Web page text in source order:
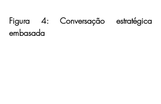
Figura 4: Conversação estratégica
embasada